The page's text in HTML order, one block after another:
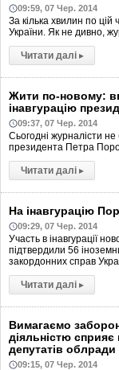
09:59, 07 Чер. 2014
За кілька хвилин по
України. Як не дивно,
Читати далі ▸
Жити по-новому:
інавгурацію
09:37, 07 Чер. 2014
Сьогодні журналісти не
президента Петра
Читати далі ▸
На інавгурацію
09:29, 07 Чер. 2014
Участь в інавгурації
підтвердили 56
закордонних справ
Читати далі ▸
Вимагаємо
діяльністю
депутатів облради
09:15, 07 Чер. 2014